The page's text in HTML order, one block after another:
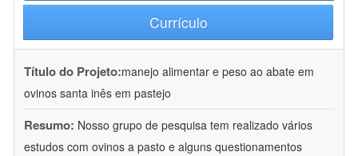
Currículo
Título do Projeto:manejo alimentar e peso ao abate em
ovinos santa inês em pastejo
Resumo: Nosso grupo de pesquisa tem realizado vários
estudos com ovinos a pasto e alguns questionamentos